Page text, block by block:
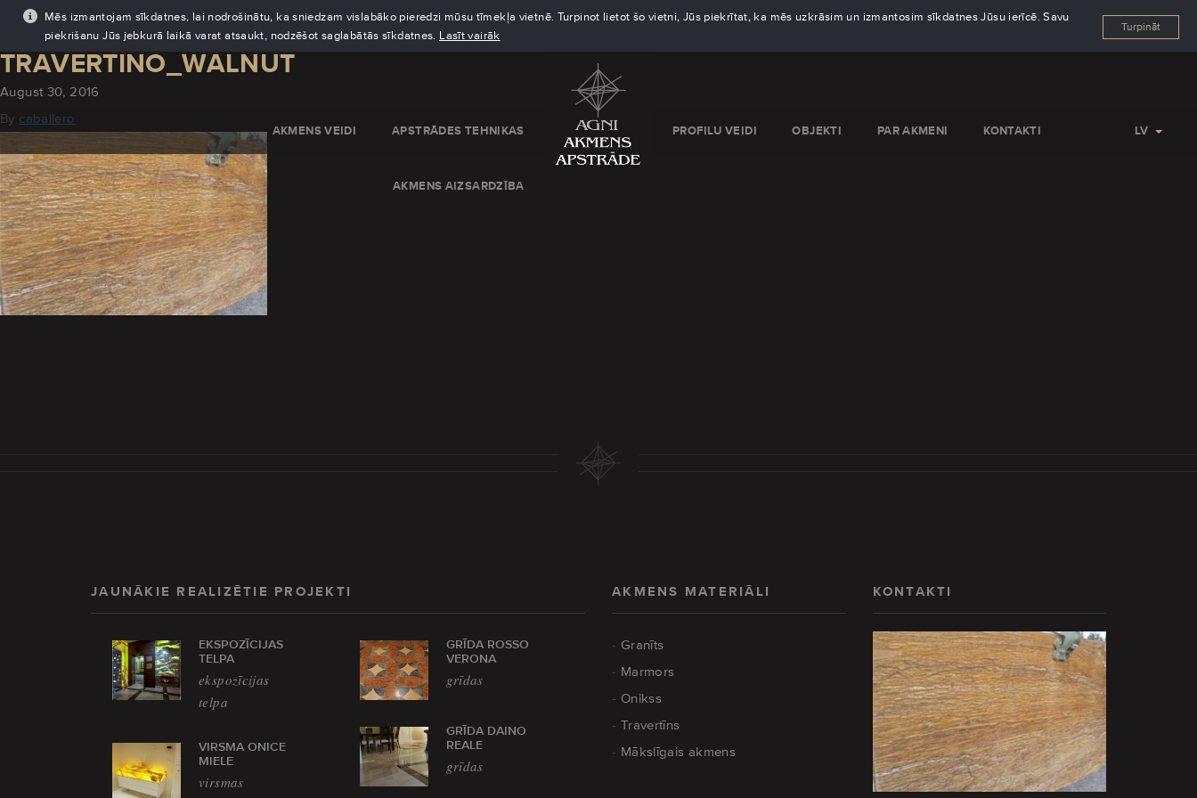
Mēs izmantojam sīkdatnes, lai nodrošinātu, ka sniedzam vislabāko pieredzi mūsu tīmekļa vietnē. Turpinot lietot šo vietni, Jūs piekrītat, ka mēs uzkrāsim un izmantosim sīkdatnes Jūsu ierīcē. Savu
piekrišanu Jūs jebkurā laikā varat atsaukt, nodzēšot saglabātās sīkdatnes. Lasīt vairāk
Turpināt
AKMENS VEIDI APSTRĀDES TEHNIKAS
AKMENS AIZSARDZĪBA
PROFILU VEIDI OBJEKTI PAR AKMENI KONTAKTI LV
TRAVERTINO_WALNUT
August 30, 2016
By caballero
JAUNĀKIE REALIZĒTIE PROJEKTI
EKSPOZĪCIJAS
TELPA
ekspozīcijas
telpa
VIRSMA ONICE
MIELE
virsmas
GRĪDA ROSSO
VERONA
grīdas
GRĪDA DAINO
REALE
grīdas
AKMENS MATERIĀLI
Granīts
Marmors
Onikss
Travertīns
Mākslīgais akmens
KONTAKTI